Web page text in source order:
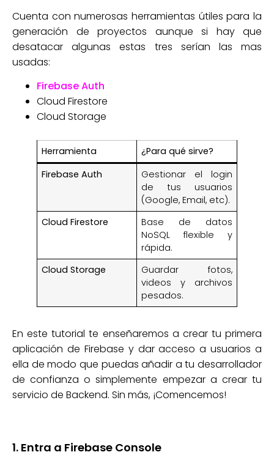
Cuenta con numerosas herramientas útiles para la
generación de proyectos aunque si hay que
desatacar algunas estas tres serían las mas
usadas:
Firebase Auth
Cloud Firestore
Cloud Storage
Herramienta
¿Para qué sirve?
Firebase Auth
Gestionar el login
de tus usuarios
(Google, Email, etc).
Cloud Firestore
Base de datos
NoSQL flexible y
rápida.
Cloud Storage
Guardar fotos,
videos y archivos
pesados.
En este tutorial te enseñaremos a crear tu primera
aplicación de Firebase y dar acceso a usuarios a
ella de modo que puedas añadir a tu desarrollador
de confianza o simplemente empezar a crear tu
servicio de Backend. Sin más, ¡Comencemos!
1. Entra a Firebase Console